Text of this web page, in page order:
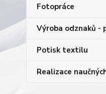
Fotopráce
Výroba odznaků -
Potisk textilu
Realizace